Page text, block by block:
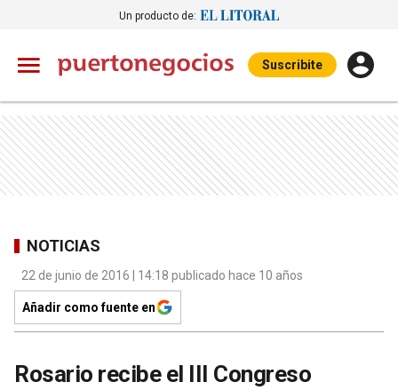
Un producto de:
Suscribite
NOTICIAS
22 de junio de 2016 | 14:18 publicado hace 10 años
Añadir como fuente en
Rosario recibe el III Congreso